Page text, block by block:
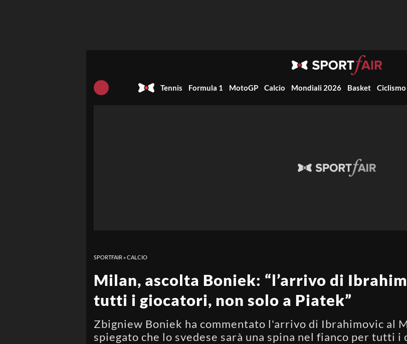
Tennis Formula 1 MotoGP Calcio Mondiali 2026 Basket Ciclismo
SPORTFAIR »CALCIO
Milan, ascolta Boniek: “l’arrivo di
tutti i giocatori, non solo a Piatek”
Zbigniew Boniek ha commentato l'arrivo di Ibrahimovic al
spiegato che lo svedese sarà una spina nel fianco per tutti